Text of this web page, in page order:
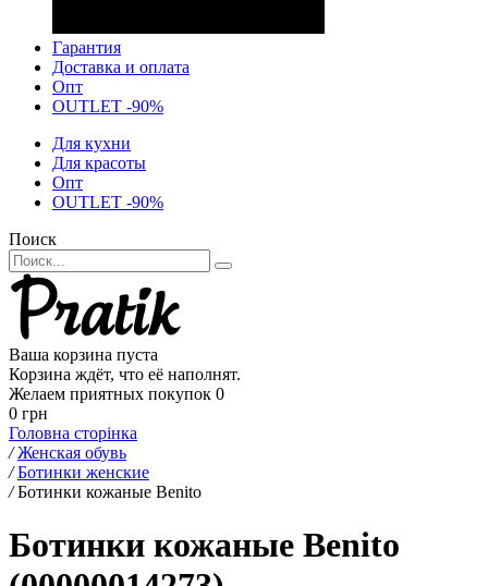
Гарантия
Доставка и оплата
Опт
OUTLET -90%
Для кухни
Для красоты
Опт
OUTLET -90%
Поиск
Ваша корзина пуста
Корзина ждёт, что её наполнят.
Желаем приятных покупок 0
0 грн
Головна сторінка
/ Женская обувь
/ Ботинки женские
/ Ботинки кожаные Benito
Ботинки кожаные Benito